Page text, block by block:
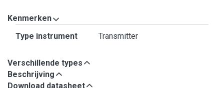
Kenmerken
Type instrument Transmitter
Verschillende types
Beschrijving
Download datasheet